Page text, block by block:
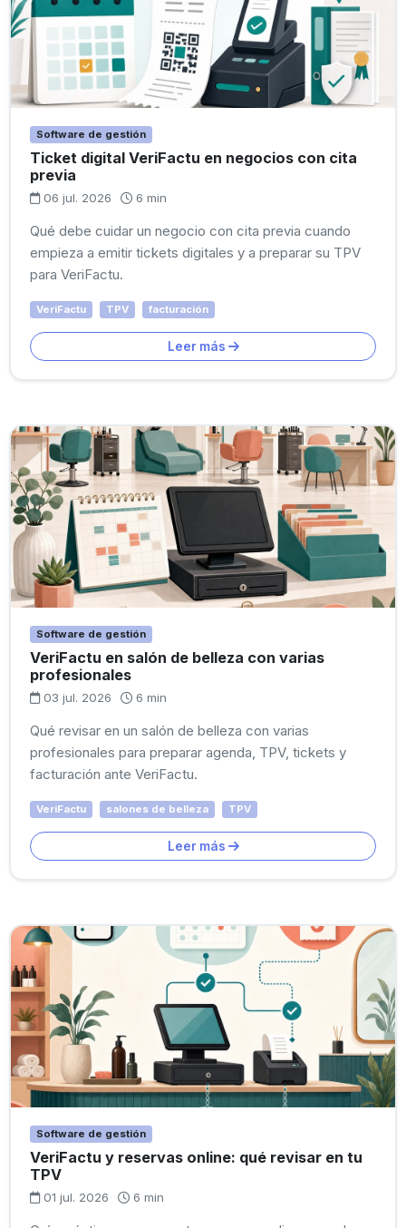
Software de gestión
Ticket digital VeriFactu en negocios con cita
previa
06 jul. 2026 6 min
Qué debe cuidar un negocio con cita previa cuando
empieza a emitir tickets digitales y a preparar su TPV
para VeriFactu.
VeriFactu TPV facturación
Leer más
Software de gestión
VeriFactu en salón de belleza con varias
profesionales
03 jul. 2026 6 min
Qué revisar en un salón de belleza con varias
profesionales para preparar agenda, TPV, tickets y
facturación ante VeriFactu.
VeriFactu salones de belleza TPV
Leer más
Software de gestión
VeriFactu y reservas online: qué revisar en tu
TPV
01 jul. 2026 6 min